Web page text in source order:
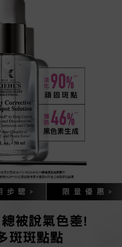
淡化90%
頑固斑點
預防46%
黑色素生城
月31日BEAUTE RESEARCH機構調查解果顯示
NO.1 **50位受試者使用本產品14天後之自我評估結果
總被說氣色差!
斑斑點點